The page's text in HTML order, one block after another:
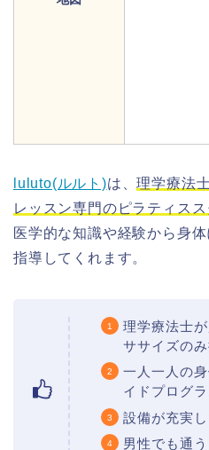
luluto(ルルト)は、理学療法
レッスン専門のピラティスス
医学的な知識や経験から身
指導してくれます。
理学療法士
ササイズの
一人一人の
イドプログラ
設備が充実
男性でも通